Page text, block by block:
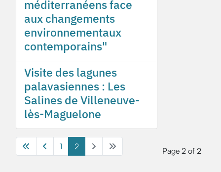
méditerranéens face
aux changements
environnementaux
contemporains"
Visite des lagunes
palavasiennes : Les
Salines de Villeneuve-
lès-Maguelone
Page 2 of 2
1 2